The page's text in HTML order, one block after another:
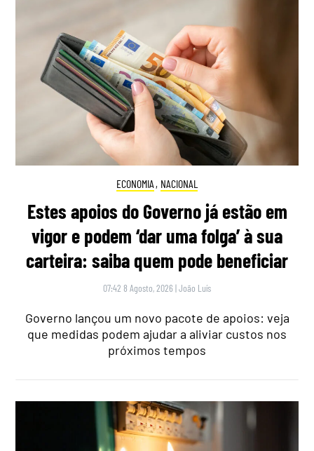
ECONOMIA , NACIONAL
Estes apoios do Governo já estão em
vigor e podem ‘dar uma folga’ à sua
carteira: saiba quem pode beneficiar
07:42 8 Agosto, 2026 |João Luís
Governo lançou um novo pacote de apoios: veja
que medidas podem ajudar a aliviar custos nos
próximos tempos